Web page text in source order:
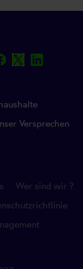
Versprechen
Wer sind wir ?